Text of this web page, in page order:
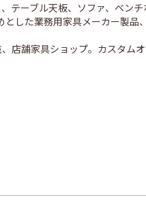
テーブル天板、ソファ、ベン
とした業務用家具メーカー製品
店舗家具ショップ。カスタムオ